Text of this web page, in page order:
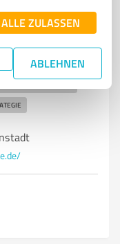
ALLE ZULASSEN
ABLEHNEN